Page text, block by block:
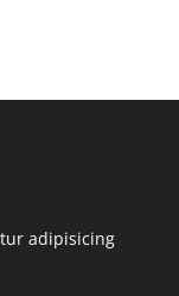
adipisicing